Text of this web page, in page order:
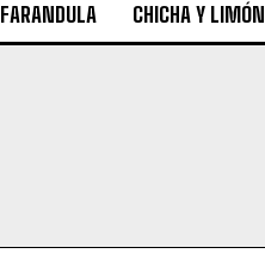
FARANDULA CHICHA Y LIMÓN